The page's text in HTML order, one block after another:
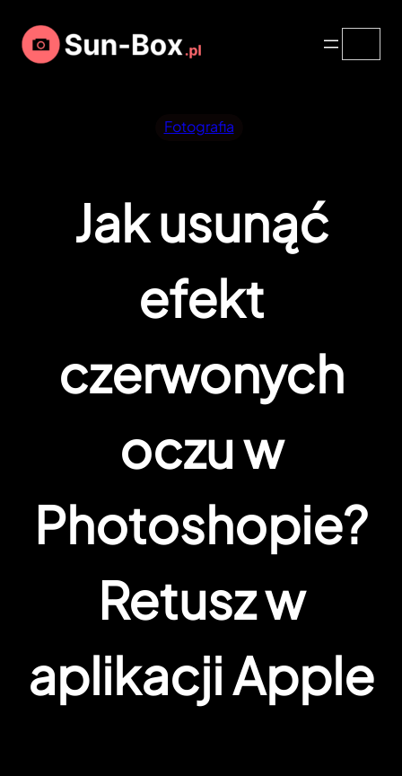
do
treści
Fotografia
Jak usunąć
efekt
czerwonych
oczu w
Photoshopie?
Retusz w
aplikacji Apple